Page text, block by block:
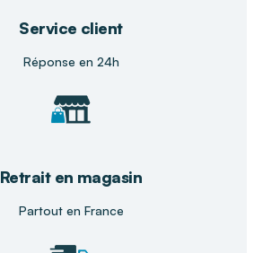
Service client
Réponse en 24h
Retrait en magasin
Partout en France